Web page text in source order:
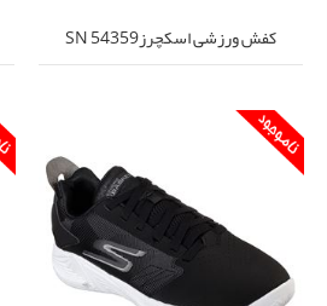
کفش ورزشی اسکچرزSN 54359